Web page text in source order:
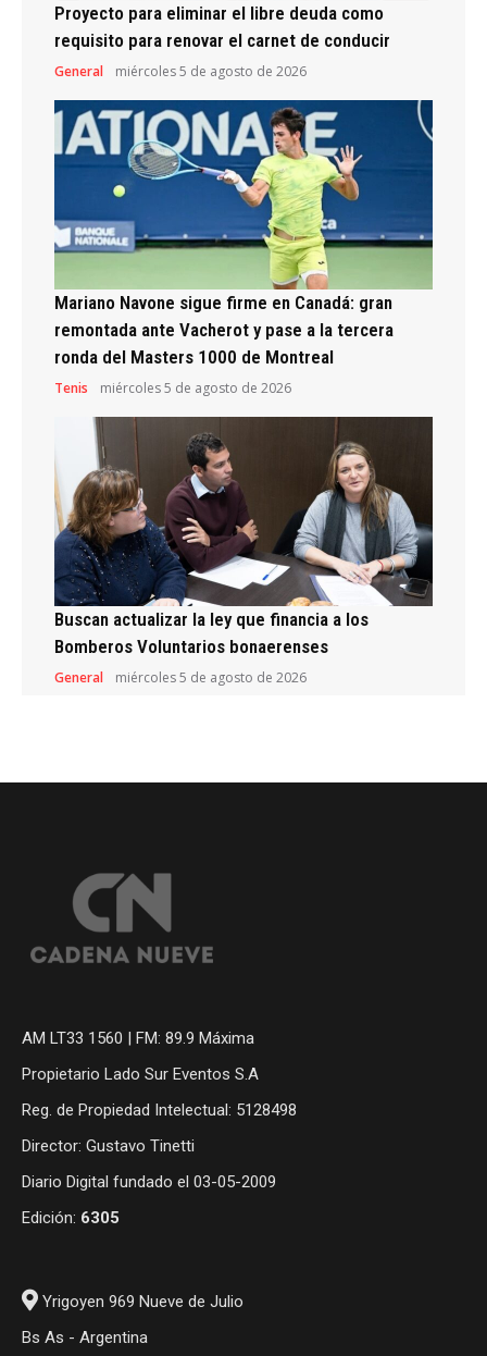
Proyecto para eliminar el libre deuda como
requisito para renovar el carnet de conducir
General miércoles 5 de agosto de 2026
Mariano Navone sigue firme en Canadá: gran
remontada ante Vacherot y pase a la tercera
ronda del Masters 1000 de Montreal
Tenis miércoles 5 de agosto de 2026
Buscan actualizar la ley que financia a los
Bomberos Voluntarios bonaerenses
General miércoles 5 de agosto de 2026
AM LT33 1560 | FM: 89.9 Máxima
Propietario Lado Sur Eventos S.A
Reg. de Propiedad Intelectual: 5128498
Director: Gustavo Tinetti
Diario Digital fundado el 03-05-2009
Edición: 6305
Yrigoyen 969 Nueve de Julio
Bs As - Argentina